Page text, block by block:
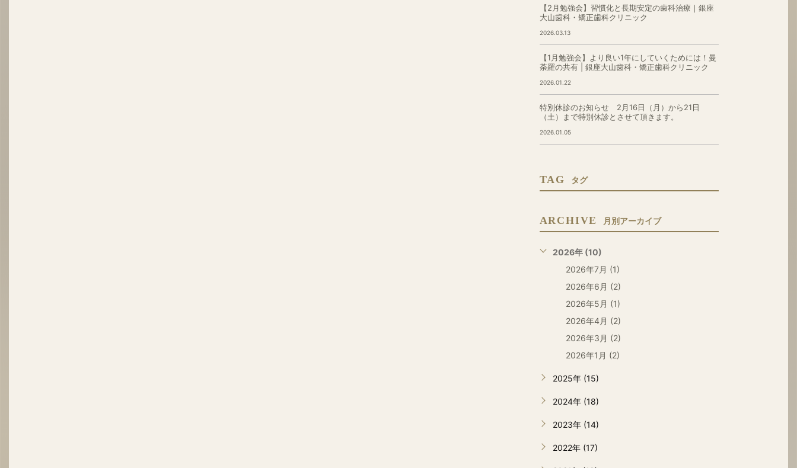
【2月勉強会】習慣化と長期安定の歯科治療｜銀座
大山歯科・矯正歯科クリニック
2026.03.13
【1月勉強会】より良い1年にしていくためには！曼
荼羅の共有 | 銀座大山歯科・矯正歯科クリニック
2026.01.22
特別休診のお知らせ 2月16日（月）から21日
（土）まで特別休診とさせて頂きます。
2026.01.05
TAG タグ
ARCHIVE 月別アーカイブ
2026年 (10)
2026年7月 (1)
2026年6月 (2)
2026年5月 (1)
2026年4月 (2)
2026年3月 (2)
2026年1月 (2)
2025年 (15)
2024年 (18)
2023年 (14)
2022年 (17)